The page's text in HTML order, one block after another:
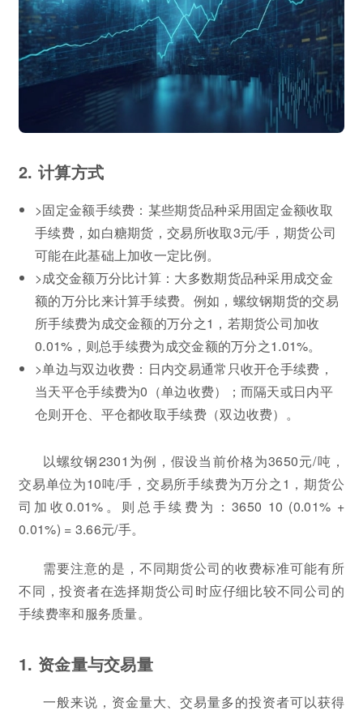
2. 计算方式
>固定金额手续费：某些期货品种采用固定金额收取
手续费，如白糖期货，交易所收取3元/手，期货公司
可能在此基础上加收一定比例。
>成交金额万分比计算：大多数期货品种采用成交金
额的万分比来计算手续费。例如，螺纹钢期货的交易
所手续费为成交金额的万分之1，若期货公司加收
0.01%，则总手续费为成交金额的万分之1.01%。
>单边与双边收费：日内交易通常只收开仓手续费，
当天平仓手续费为0（单边收费）；而隔天或日内平
仓则开仓、平仓都收取手续费（双边收费）。
以螺纹钢2301为例，假设当前价格为3650元/吨，
交易单位为10吨/手，交易所手续费为万分之1，期货公
司加收0.01%。则总手续费为：3650 10 (0.01% +
0.01%) = 3.66元/手。
需要注意的是，不同期货公司的收费标准可能有所
不同，投资者在选择期货公司时应仔细比较不同公司的
手续费率和服务质量。
1. 资金量与交易量
一般来说，资金量大、交易量多的投资者可以获得